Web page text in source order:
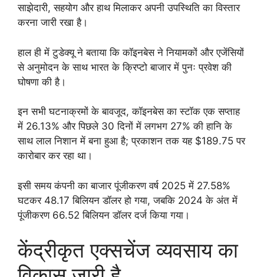
साझेदारी, सहयोग और हाथ मिलाकर अपनी उपस्थिति का विस्तार
करना जारी रखा है।
हाल ही में टुडेक्यू ने बताया कि कॉइनबेस ने नियामकों और एजेंसियों
से अनुमोदन के साथ भारत के क्रिप्टो बाजार में पुनः प्रवेश की
घोषणा की है।
इन सभी घटनाक्रमों के बावजूद, कॉइनबेस का स्टॉक एक सप्ताह
में 26.13% और पिछले 30 दिनों में लगभग 27% की हानि के
साथ लाल निशान में बना हुआ है; प्रकाशन तक यह $189.75 पर
कारोबार कर रहा था।
इसी समय कंपनी का बाजार पूंजीकरण वर्ष 2025 में 27.58%
घटकर 48.17 बिलियन डॉलर हो गया, जबकि 2024 के अंत में
पूंजीकरण 66.52 बिलियन डॉलर दर्ज किया गया।
केंद्रीकृत एक्सचेंज व्यवसाय का